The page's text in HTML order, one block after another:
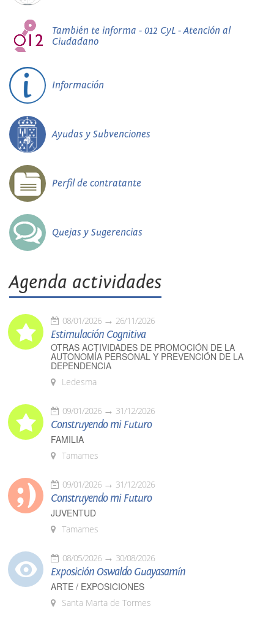
También te informa - 012 CyL - Atención al
Ciudadano
Información
Ayudas y Subvenciones
Perfil de contratante
Quejas y Sugerencias
Agenda actividades
08/01/2026 26/11/2026
Estimulación Cognitiva
OTRAS ACTIVIDADES DE PROMOCIÓN DE LA
AUTONOMÍA PERSONAL Y PREVENCIÓN DE LA
DEPENDENCIA
Ledesma
09/01/2026 31/12/2026
Construyendo mi Futuro
FAMILIA
Tamames
09/01/2026 31/12/2026
Construyendo mi Futuro
JUVENTUD
Tamames
08/05/2026 30/08/2026
Exposición Oswaldo Guayasamín
ARTE / EXPOSICIONES
Santa Marta de Tormes